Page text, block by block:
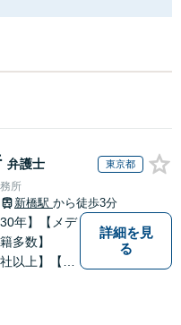
弁護士 東京都
所
新橋駅 から徒歩3分
30年】【メデ
籍多数】
以上】【相
詳細を見
る